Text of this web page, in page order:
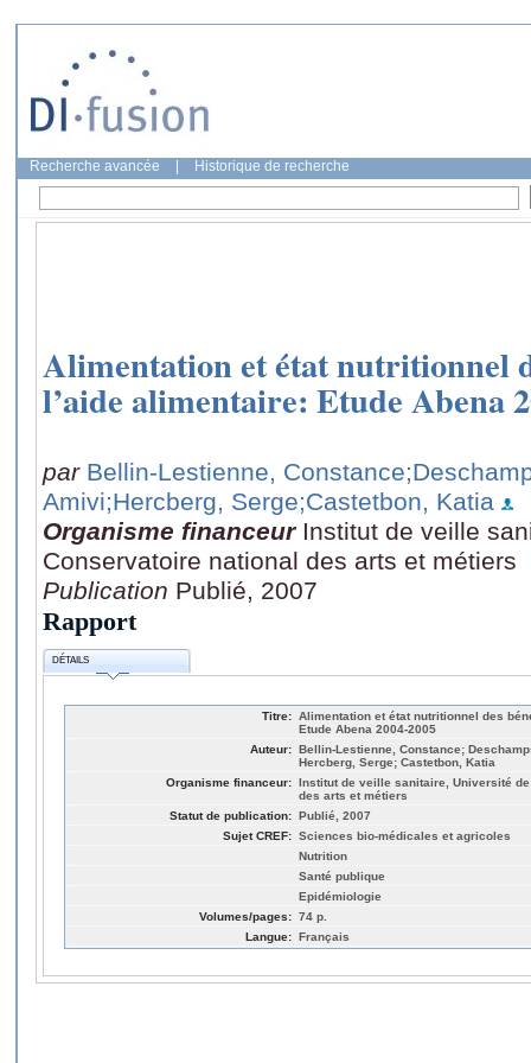
Recherche avancée Historique de recherche
Alimentation et état nutritionnel
l’aide alimentaire: Etude Abena
par Bellin-Lestienne, Constance
Amivi;Hercberg, Serge;Castetbon, Katia
Organisme financeur Institut de veille
Conservatoire national des arts et métiers
Publication Publié, 2007
Rapport
DÉTAILS
Titre: Alimentation et état nutritionnel des
Etude Abena 2004-2005
Auteur: Bellin-Lestienne, Constance;
Hercberg, Serge; Castetbon, Katia
Organisme financeur: Institut de veille sanitaire, Université
des arts et métiers
Statut de publication: Publié, 2007
Sujet CREF: Sciences bio-médicales et agricoles
Nutrition
Santé publique
Epidémiologie
Volumes/pages: 74 p.
Langue: Français